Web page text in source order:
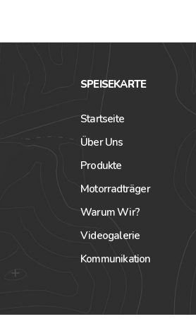
SPEISEKARTE
Startseite
Über Uns
Produkte
Motorradträger
Warum Wir?
Videogalerie
Kommunikation